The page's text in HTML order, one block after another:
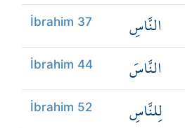
İbrahim 37 النَّاسِ
İbrahim 44 النَّاسَ
İbrahim 52 لِلنَّاسِ